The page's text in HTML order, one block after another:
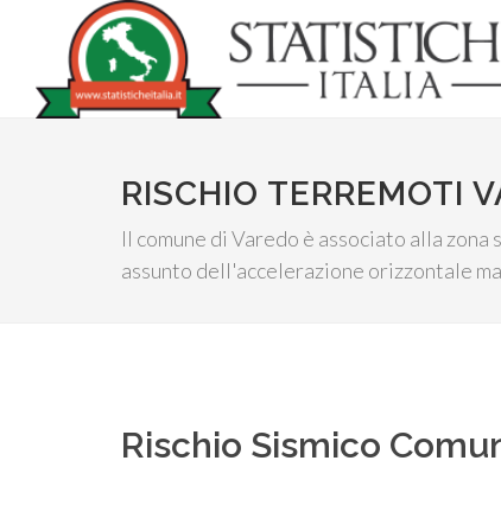
RISCHIO TERREMOTI
Il comune di Varedo è associato alla
assunto dell'accelerazione orizzontale
Rischio Sismico